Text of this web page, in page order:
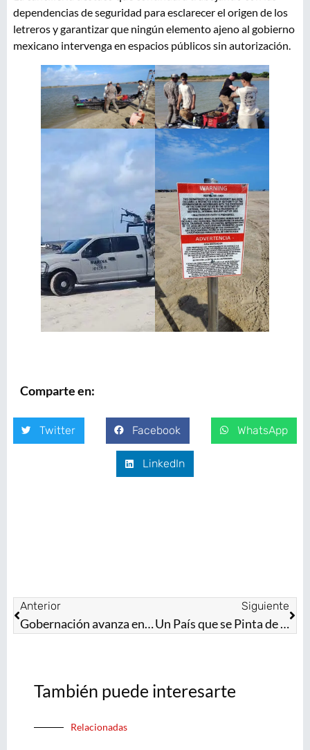
dependencias de seguridad para esclarecer el origen de los
letreros y garantizar que ningún elemento ajeno al gobierno
mexicano intervenga en espacios públicos sin autorización.
Comparte en:
Twitter Facebook WhatsApp
LinkedIn
Anterior
Gobernación avanza en el “Mundial Social” con rescate de espacios públicos y más de 10 mil murales
Siguiente
Un País que se Pinta de Futuro: Rescatan 4 Mil Espacios y Crean 10 Mil Murales para el Mundial Social
También puede interesarte
Relacionadas